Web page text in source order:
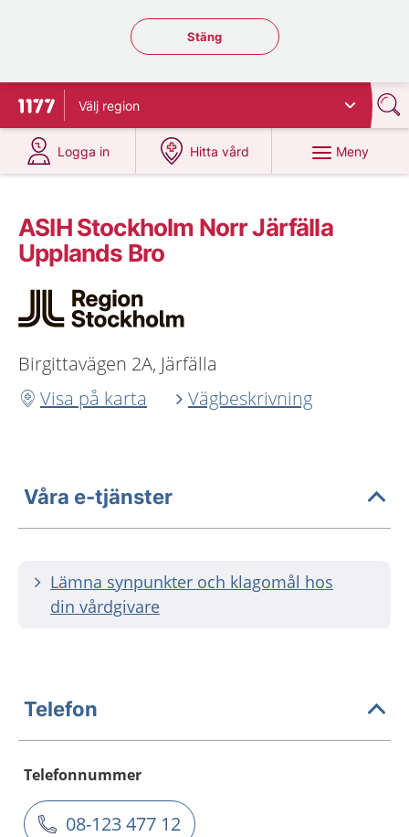
Stäng regionsväljaren
Stäng
Till startsidan för 1177
Välj region
Logga in
på 1177.se
Hitta vård
på 1177.se
Meny
ASIH Stockholm Norr Järfälla
Upplands Bro
Birgittavägen 2A, Järfälla
Visa på karta
Vägbeskrivning
Våra e-tjänster
Lämna synpunkter och klagomål hos
din vårdgivare
Telefon
Telefonnummer
08-123 477 12